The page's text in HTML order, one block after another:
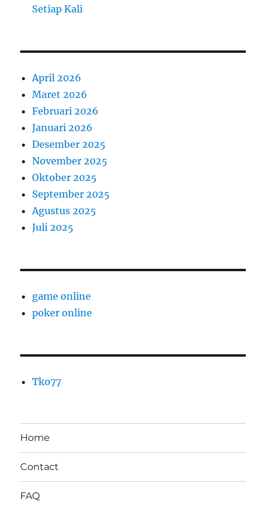
Setiap Kali
April 2026
Maret 2026
Februari 2026
Januari 2026
Desember 2025
November 2025
Oktober 2025
September 2025
Agustus 2025
Juli 2025
game online
poker online
Tko77
Home
Contact
FAQ